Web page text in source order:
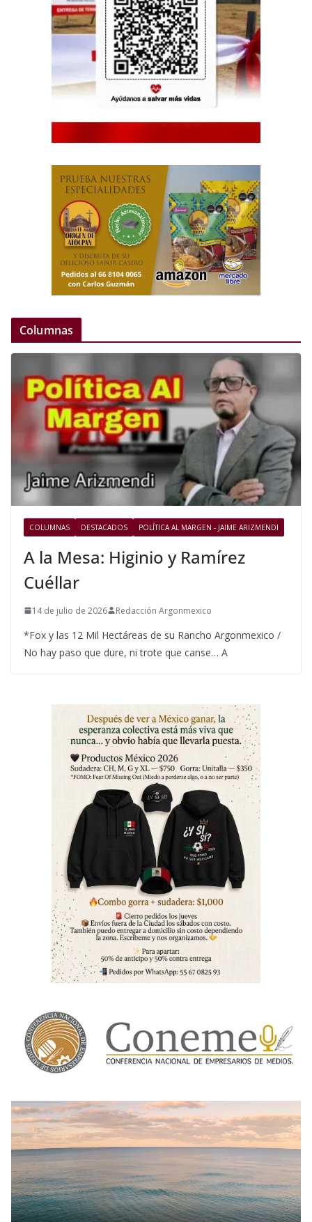
Columnas
COLUMNAS DESTACADOS POLÍTICA AL MARGEN - JAIME ARIZMENDI
A la Mesa: Higinio y Ramírez
Cuéllar
14 de julio de 2026 Redacción Argonmexico
*Fox y las 12 Mil Hectáreas de su Rancho Argonmexico /
No hay paso que dure, ni trote que canse… A